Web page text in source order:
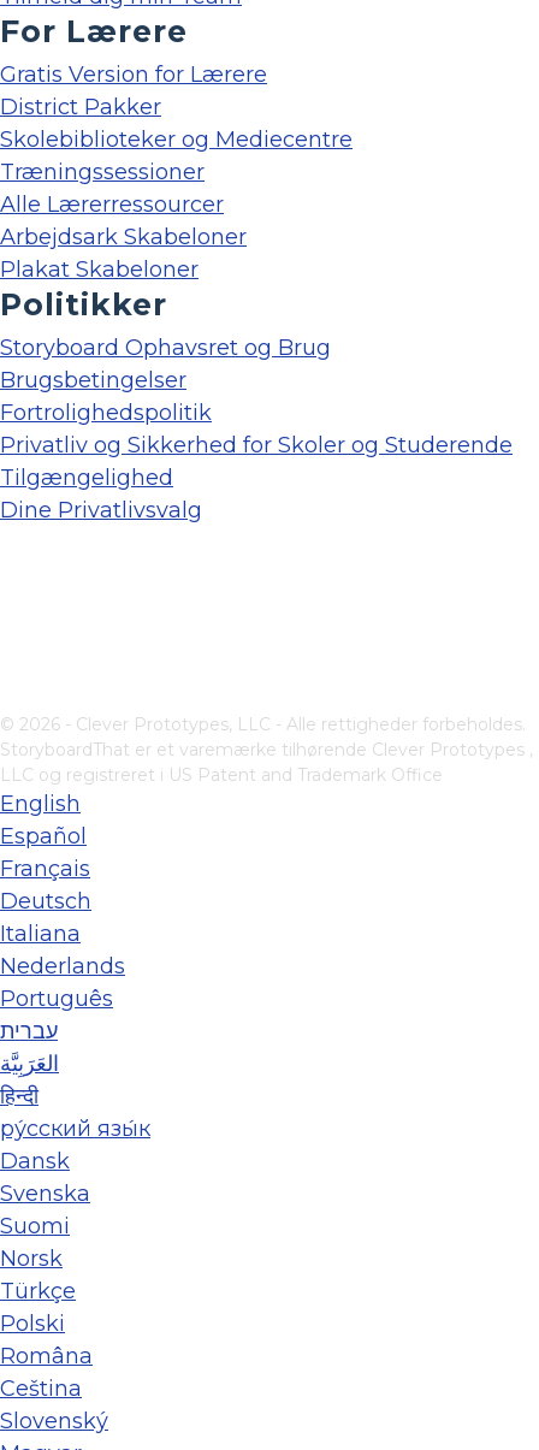
For Lærere
Gratis Version for Lærere
District Pakker
Skolebiblioteker og Mediecentre
Træningssessioner
Alle Lærerressourcer
Arbejdsark Skabeloner
Plakat Skabeloner
Politikker
Storyboard Ophavsret og Brug
Brugsbetingelser
Fortrolighedspolitik
Privatliv og Sikkerhed for Skoler og Studerende
Tilgængelighed
Dine Privatlivsvalg
© 2026 - Clever Prototypes, LLC - Alle rettigheder forbeholdes.
StoryboardThat er et varemærke tilhørende Clever Prototypes ,
LLC og registreret i US Patent and Trademark Office
English
Español
Français
Deutsch
Italiana
Nederlands
Português
עברית
العَرَبِيَّة
हिन्दी
ру́сский язы́к
Dansk
Svenska
Suomi
Norsk
Türkçe
Polski
Româna
Ceština
Slovenský